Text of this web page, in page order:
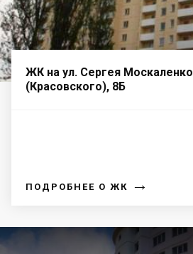
ЖК на ул. Сергея Москаленко
(Красовского), 8Б
ПОДРОБНЕЕ О ЖК →